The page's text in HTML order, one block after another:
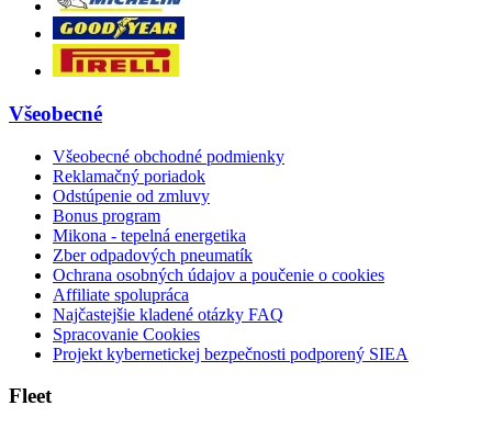
Všeobecné
Všeobecné obchodné podmienky
Reklamačný poriadok
Odstúpenie od zmluvy
Bonus program
Mikona - tepelná energetika
Zber odpadových pneumatík
Ochrana osobných údajov a poučenie o cookies
Affiliate spolupráca
Najčastejšie kladené otázky FAQ
Spracovanie Cookies
Projekt kybernetickej bezpečnosti podporený SIEA
Fleet